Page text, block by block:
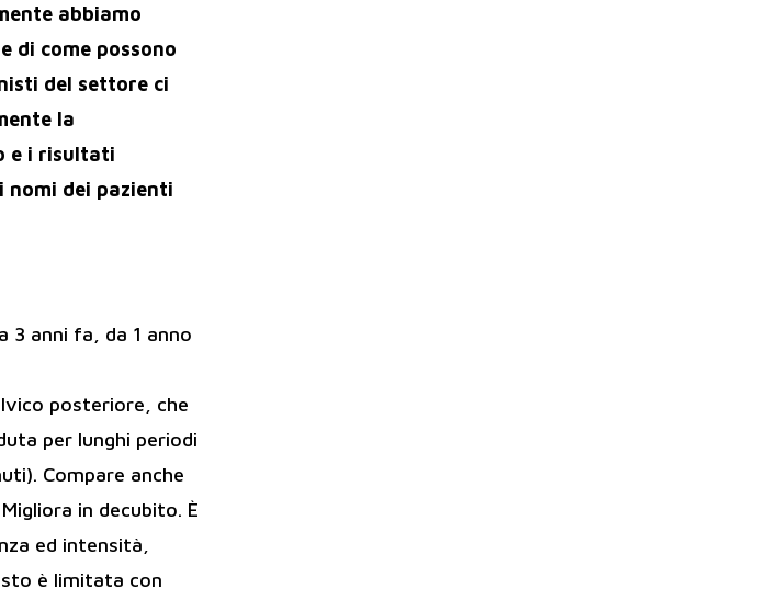
abbiamo
di come possono
del settore ci
la
e i risultati
dei pazienti
3 anni fa, da 1 anno
posteriore, che
per lunghi periodi
Compare anche
in decubito. È
ed intensità,
è limitata con